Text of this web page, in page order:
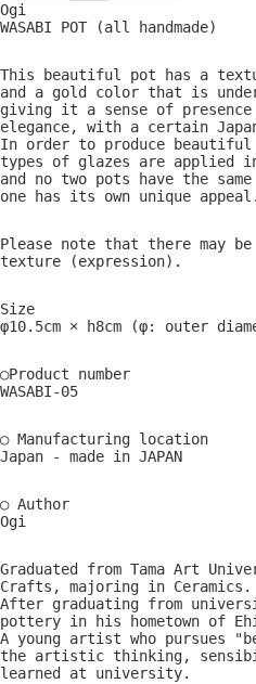
Ogi
WASABI POT (all handmade)
This beautiful pot has a
and a gold color that is
giving it a sense of
elegance, with a certain
In order to produce
types of glazes are applied
and no two pots have the
one has its own unique appeal.
Please note that there may
texture (expression).
Size
φ10.5cm × h8cm (φ: outer
○Product number
WASABI-05
○ Manufacturing location
Japan - made in JAPAN
○ Author
Ogi
Graduated from Tama Art
Crafts, majoring in Ceramics.
After graduating from
pottery in his hometown of
A young artist who pursues
the artistic thinking,
learned at university.